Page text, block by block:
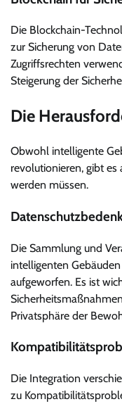
Die Blockchain-
zur Sicherung von
Zugriffsrechten
Steigerung der
Die
Obwohl intelligente
revolutionieren, gibt es
werden müssen.
Die Sammlung und
intelligenten
aufgeworfen. Es ist
Privatsphäre der
Die Integration
zu